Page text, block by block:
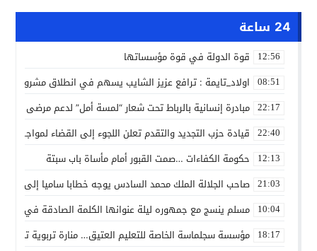
24 ساعة
12:56 قوة الدولة في قوة مؤسساتها
08:51 اولاد_تايمة : ترافع عزيز الشايب يسهم في انطلاق مشروع
22:17 مبادرة إنسانية بالرباط تحت شعار “لمسة أمل” لدعم مرضى
22:40 قيادة حزب التجديد والتقدم تعلن اللجوء إلى القضاء لمواجهة
12:13 حكومة الكفاءات …صمت القبور أمام مأساة باب سبتة
21:03 صاحب الجلالة الملك محمد السادس يوجه خطابا ساميا إلى
10:04 مسلم ينسج مع جمهوره ليلة عنوانها الكلمة الصادقة في
18:17 مؤسسة سجلماسة الخاصة للتعليم العتيق… منارة تربوية تجمع